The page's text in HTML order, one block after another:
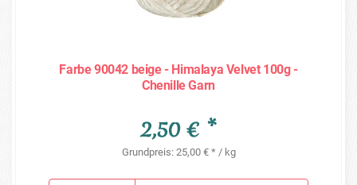
Farbe 90042 beige - Himalaya Velvet 100g -
Chenille Garn
2,50 € *
Grundpreis: 25,00 € * / kg